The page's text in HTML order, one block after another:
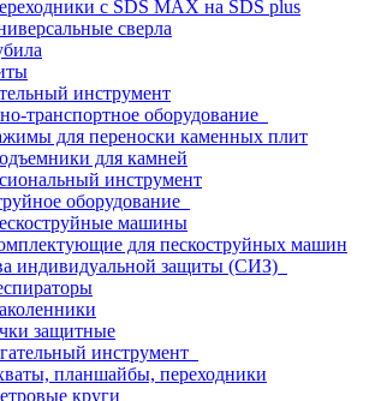
с SDS MAX на SDS plus
сверла
инструмент
транспортное оборудование
для переноски каменных плит
для камней
инструмент
оборудование
машины
для пескоструйных машин
индивидуальной защиты (СИЗ)
защитные
инструмент
планшайбы, переходники
круги